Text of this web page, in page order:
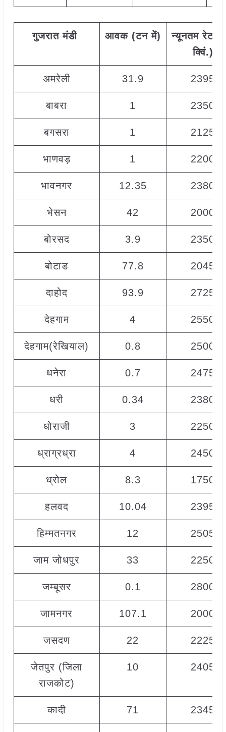
गुजरात मंडी आवक(टन में) न्यूनतम रेट
क्विं.)
अमरेली 31.9 2395
बाबरा 1 2350
बगसरा 1 2125
भाणवड़ 1 2200
भावनगर 12.35 2380
भेसन 42 2000
बोरसद 3.9 2350
बोटाड 77.8 2045
दाहोद 93.9 2725
देहगाम 4 2550
देहगाम(रेखियाल) 0.8 2500
धनेरा 0.7 2475
धरी 0.34 2380
धोराजी 3 2250
ध्राग्रध्रा 4 2450
ध्रोल 8.3 1750
हलवद 10.04 2395
हिम्मतनगर 12 2505
जाम जोधपुर 33 2250
जम्बूसर 0.1 2800
जामनगर 107.1 2000
जसदण 22 2225
जेतपुर (जिला
राजकोट)
10 2405
कादी 71 2345